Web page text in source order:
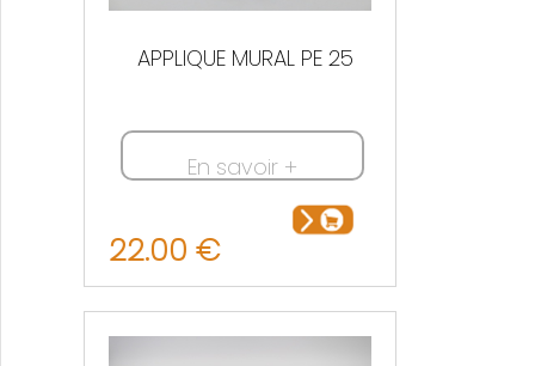
APPLIQUE MURAL PE 25
En savoir +
22.00 €